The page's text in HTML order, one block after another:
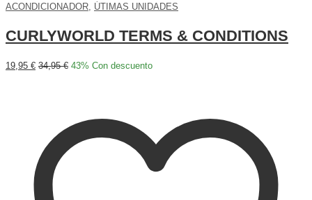
ACONDICIONADOR ÚTIMAS UNIDADES
CURLYWORLD TERMS & CONDITIONS
19,95 € 34,95€ 43% Con descuento